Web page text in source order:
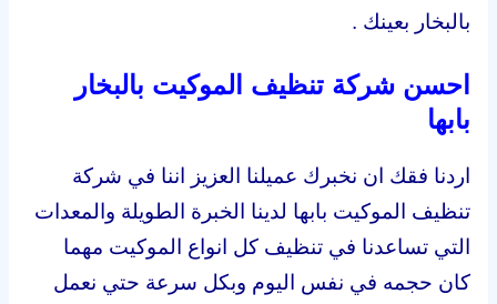
بالبخار بعينك .
احسن شركة تنظيف الموكيت بالبخار
بابها
اردنا فقك ان نخبرك عميلنا العزيز اننا في شركة
تنظيف الموكيت بابها لدينا الخبرة الطويلة والمعدات
التي تساعدنا في تنظيف كل انواع الموكيت مهما
كان حجمه في نفس اليوم وبكل سرعة حتي نعمل